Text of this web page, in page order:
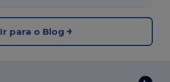
Ir para o Blog